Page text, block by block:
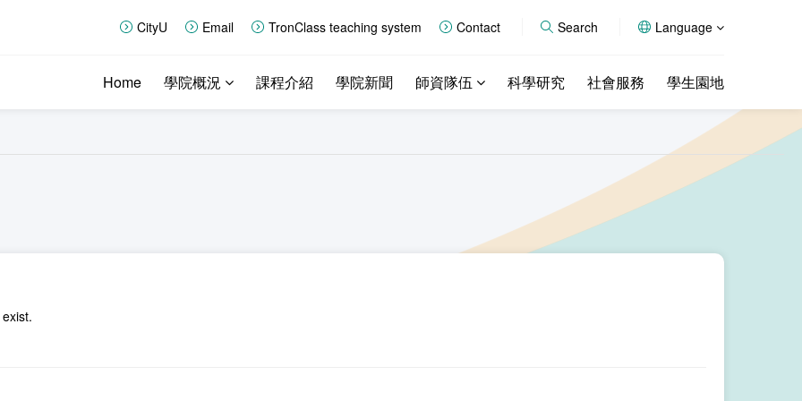
CityU Email TronClass teaching system Contact Search Language
Home 學院概況 課程介紹 學院新聞 師資隊伍 科學研究 社會服務 學生園地